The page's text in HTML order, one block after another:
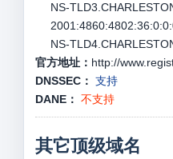
NS-
NS-
官方地址： http://
DNSSEC： 支持
DANE： 不支持
其它顶级域名